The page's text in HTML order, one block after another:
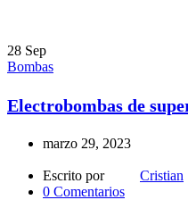
28 Sep
Bombas
Electrobombas de
marzo 29, 2023
Escrito por
Cristian
0 Comentarios